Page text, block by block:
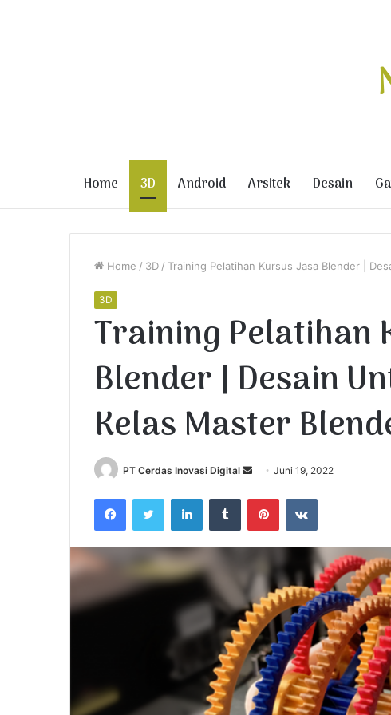
Home 3D Android Arsitek Desain
Home / 3D / Training Pelatihan Kursus Jasa Blender |
3D
Training Pelatihan
Blender | Desain
Kelas Master
PT Cerdas Inovasi Digital
d
a
m
a
i
l
Juni 19, 2022